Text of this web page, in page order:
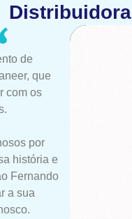
Distribuidora
de
que
com os
por
história e
Fernando
a sua